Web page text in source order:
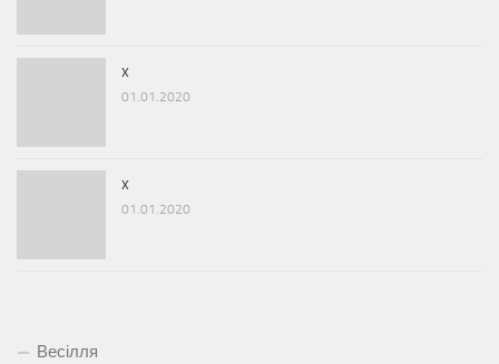
x
01.01.2020
x
01.01.2020
Весілля